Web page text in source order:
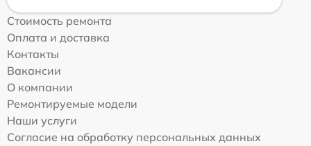
Стоимость ремонта
Оплата и доставка
Контакты
Вакансии
О компании
Ремонтируемые модели
Наши услуги
Согласие на обработку персональных данных